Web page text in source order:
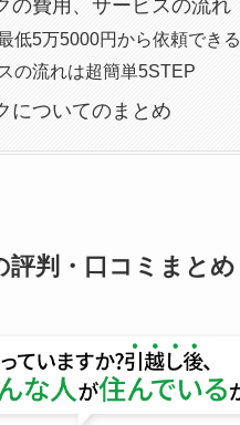
の費用、サービスの流れ
低5万5000円から依頼できる
の流れは超簡単5STEP
についてのまとめ
評判・口コミまとめ